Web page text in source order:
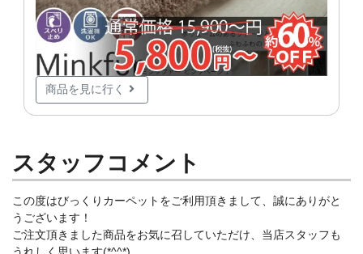
商品を見に行く
スタッフコメント
この度はびっくりカーペットをご利用頂きまして、誠にありがと
うございます！
ご注文頂きました商品をお気に召していただけ、当店スタッフも
うれしく思います(*^^*)